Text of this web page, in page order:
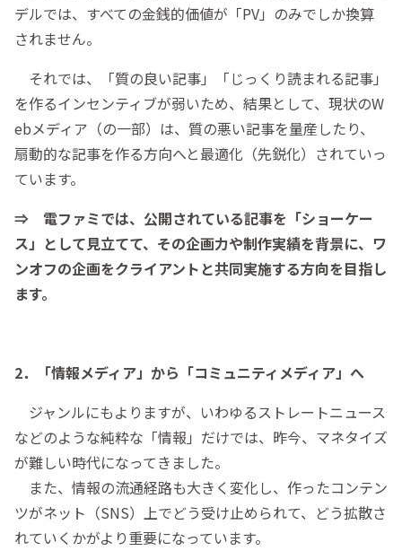
デルでは、すべての金銭的価値が「PV」のみでしか換算
されません。
それでは、「質の良い記事」「じっくり読まれる記事」
を作るインセンティブが弱いため、結果として、現状のW
ebメディア（の一部）は、質の悪い記事を量産したり、
扇動的な記事を作る方向へと最適化（先鋭化）されていっ
ています。
⇒ 電ファミでは、公開されている記事を「ショーケー
ス」として見立てて、その企画力や制作実績を背景に、ワ
ンオフの企画をクライアントと共同実施する方向を目指し
ます。
2．「情報メディア」から「コミュニティメディア」へ
ジャンルにもよりますが、いわゆるストレートニュース
などのような純粋な「情報」だけでは、昨今、マネタイズ
が難しい時代になってきました。
また、情報の流通経路も大きく変化し、作ったコンテン
ツがネット（SNS）上でどう受け止められて、どう拡散さ
れていくかがより重要になっています。